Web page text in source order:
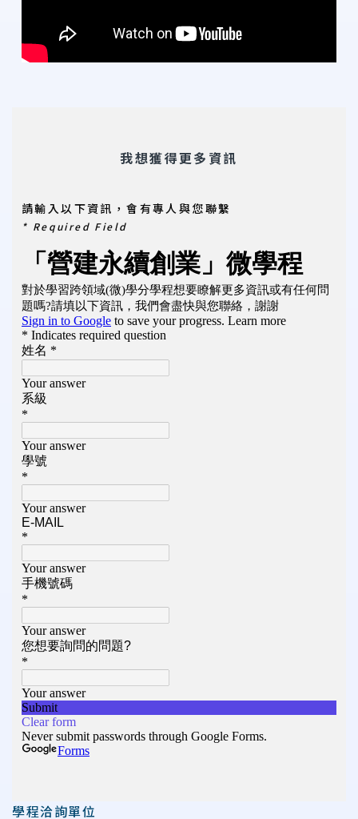
我想獲得更多資訊
請輸入以下資訊，會有專人與您聯繫
* Required Field
學程洽詢單位